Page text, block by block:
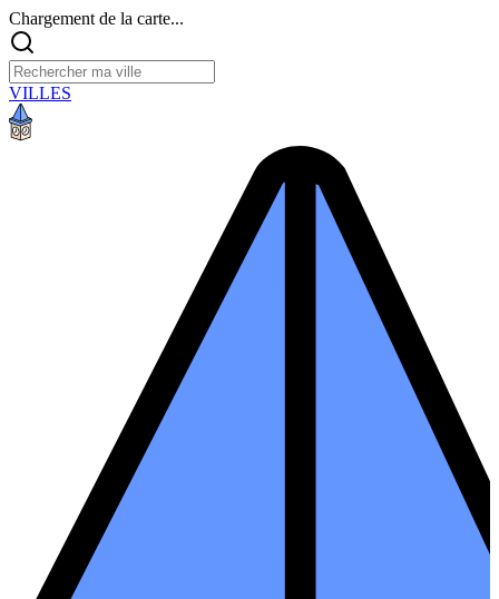
Chargement de la carte...
VILLES